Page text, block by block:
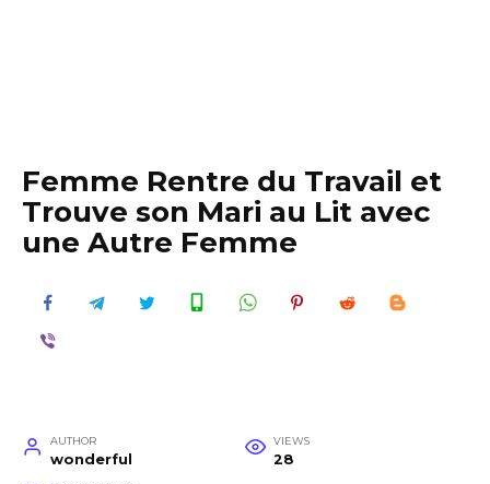
Femme Rentre du Travail et
Trouve son Mari au Lit avec
une Autre Femme
AUTHOR
wonderful
VIEWS
28